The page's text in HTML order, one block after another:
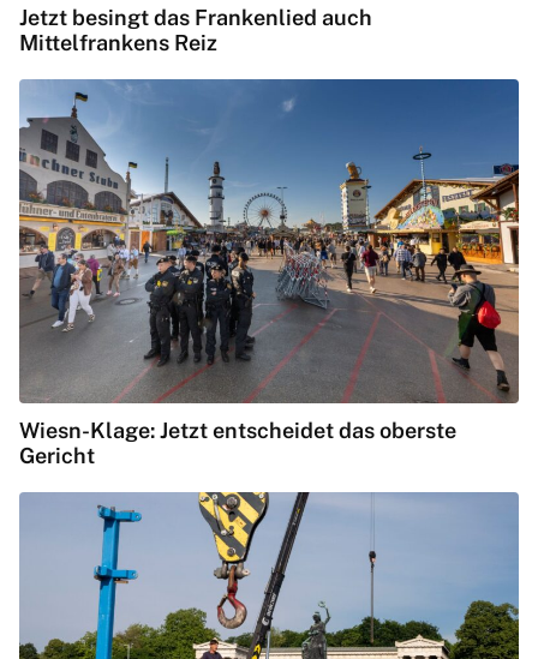
Jetzt besingt das Frankenlied auch
Mittelfrankens Reiz
Wiesn-Klage: Jetzt entscheidet das oberste
Gericht